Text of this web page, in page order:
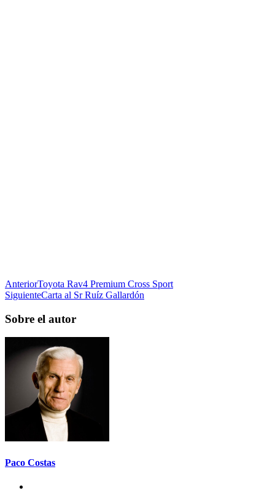
AnteriorToyota Rav4 Premium Cross Sport
SiguienteCarta al Sr Ruíz Gallardón
Sobre el autor
Paco Costas